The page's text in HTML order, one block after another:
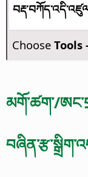
Choose Tools
མགོ་ཚག་/